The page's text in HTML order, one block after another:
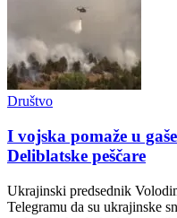
Društvo
I vojska pomaže u
Deliblatske peščare
Ukrajinski predsednik
Telegramu da su ukrajinske